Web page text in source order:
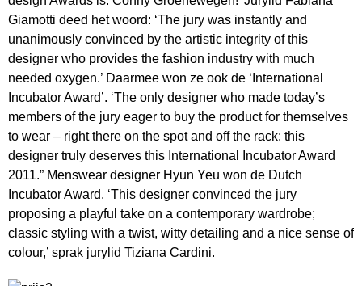
Giamotti deed het woord: ‘The jury was instantly and
unanimously convinced by the artistic integrity of this
designer who provides the fashion industry with much
needed oxygen.’ Daarmee won ze ook de ‘International
Incubator Award’. ‘The only designer who made today’s
members of the jury eager to buy the product for themselves
to wear – right there on the spot and off the rack: this
designer truly deserves this International Incubator Award
2011.” Menswear designer Hyun Yeu won de Dutch
Incubator Award. ‘This designer convinced the jury
proposing a playful take on a contemporary wardrobe;
classic styling with a twist, witty detailing and a nice sense of
colour,’ sprak jurylid Tiziana Cardini.